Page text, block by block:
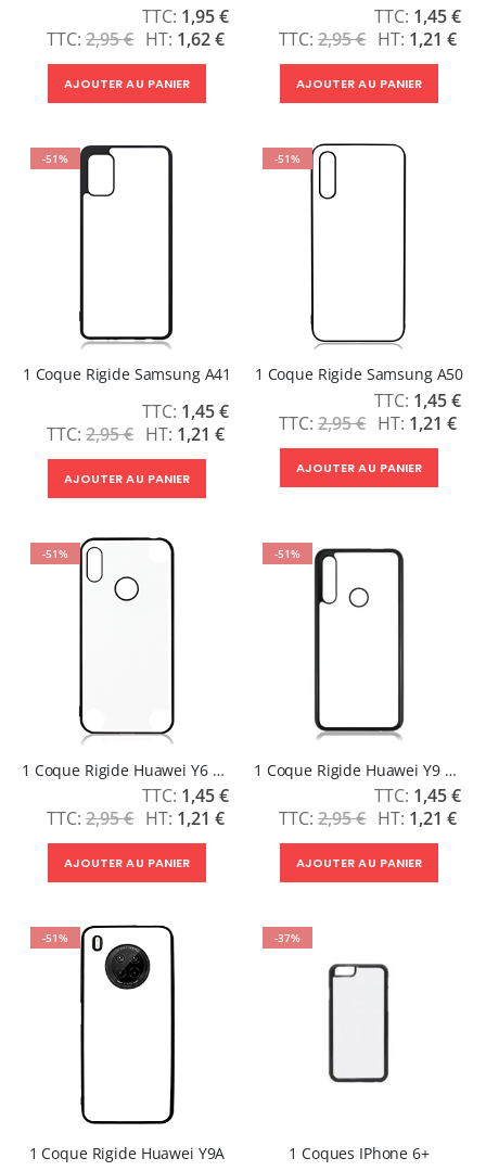
2,95 €
Prix
Spécial
1,95 €
1,62 €
AJOUTER AU PANIER
2,95 €
Prix
Spécial
1,45 €
1,21 €
AJOUTER AU PANIER
-51%
1 Coque Rigide Samsung A41
2,95 €
Prix
Spécial
1,45 €
1,21 €
AJOUTER AU PANIER
-51%
1 Coque Rigide Samsung A50
2,95 €
Prix
Spécial
1,45 €
1,21 €
AJOUTER AU PANIER
-51%
1 Coque Rigide Huawei Y6 2019
2,95 €
Prix
Spécial
1,45 €
1,21 €
AJOUTER AU PANIER
-51%
1 Coque Rigide Huawei Y9 2019
2,95 €
Prix
Spécial
1,45 €
1,21 €
AJOUTER AU PANIER
-51%
1 Coque Rigide Huawei Y9A
-37%
1 Coques IPhone 6+